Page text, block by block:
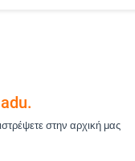
στην αρχική μας